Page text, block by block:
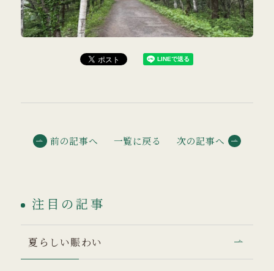
前の記事へ 一覧に戻る 次の記事へ
注目の記事
夏らしい賑わい